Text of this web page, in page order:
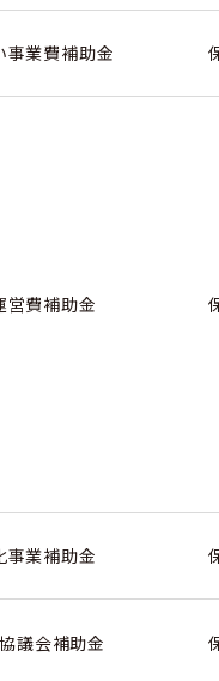
事業費補助金
営費補助金
事業補助金
議会補助金